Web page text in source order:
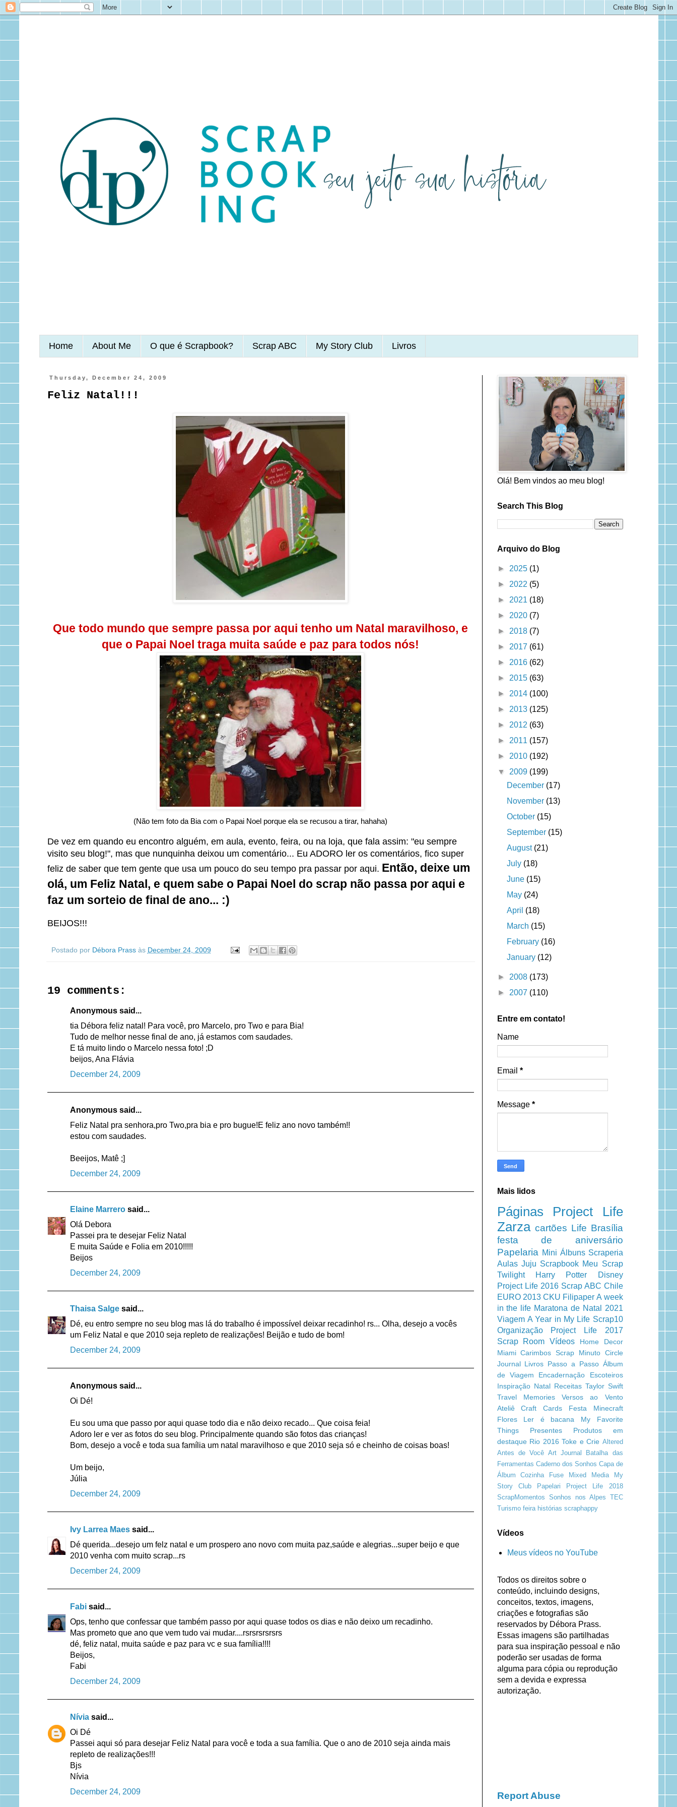
Home About Me O que é Scrapbook? Scrap ABC My Story Club Livros
Thursday, December 24, 2009
Feliz Natal!!!
Que todo mundo que sempre passa por aqui tenho um Natal maravilhoso, e
que o Papai Noel traga muita saúde e paz para todos nós!
(Não tem foto da Bia com o Papai Noel porque ela se recusou a tirar, hahaha)
De vez em quando eu encontro alguém, em aula, evento, feira, ou na loja, que fala assim: "eu sempre
visito seu blog!", mas que nunquinha deixou um comentário... Eu ADORO ler os comentários, fico super
feliz de saber que tem gente que usa um pouco do seu tempo pra passar por aqui. Então, deixe um
olá, um Feliz Natal, e quem sabe o Papai Noel do scrap não passa por aqui e
faz um sorteio de final de ano... :)
BEIJOS!!!
Postado por Débora Prass às December 24, 2009
19 comments:
Anonymous said...
tia Débora feliz natal! Para você, pro Marcelo, pro Two e para Bia!
Tudo de melhor nesse final de ano, já estamos com saudades.
E tá muito lindo o Marcelo nessa foto! ;D
beijos, Ana Flávia
December 24, 2009
Anonymous said...
Feliz Natal pra senhora,pro Two,pra bia e pro bugue!E feliz ano novo também!!
estou com saudades.
Beeijos, Matê ;]
December 24, 2009
Elaine Marrerosaid...
Olá Debora
Passei pra te desejar Feliz Natal
E muita Saúde e Folia em 2010!!!!!
Beijos
December 24, 2009
Thaisa Salgesaid...
Dé, eu entro sempre no seu blog mas lá do trabalho é impossível deixar recadinho! rs... Olha, desejo a vocês
um Feliz Natal e que 2010 seja repleto de realizações! Beijão e tudo de bom!
December 24, 2009
Anonymous said...
Oi Dé!
Eu sou uma que passo por aqui quase todo dia e não deixo recado... Que coisa feia!
Adoro ler e ver as fotos do seu blog. Principalmente quando são fotos das crianças!
Bom, desejo a você e toda sua família um natal maravilhoso e que 2010 seja só e cheinho de coisas boas!
Um beijo,
Júlia
December 24, 2009
Ivy Larrea Maessaid...
Dé querida...desejo um felz natal e um prospero ano novo com muita paz,saúde e alegrias...super beijo e que
2010 venha com muito scrap...rs
December 24, 2009
Fabisaid...
Ops, tenho que confessar que também passo por aqui quase todos os dias e não deixo um recadinho.
Mas prometo que ano que vem tudo vai mudar....rsrsrsrsrsrs
dé, feliz natal, muita saúde e paz para vc e sua família!!!!
Beijos,
Fabi
December 24, 2009
Níviasaid...
Oi Dé
Passei aqui só para desejar Feliz Natal para você e toda a sua família. Que o ano de 2010 seja ainda mais
repleto de realizações!!!
Bjs
Nívia
December 24, 2009
Olá! Bem vindos ao meu blog!
Search This Blog
Arquivo do Blog
► 2025 (1)
► 2022 (5)
► 2021 (18)
► 2020 (7)
► 2018 (7)
► 2017 (61)
► 2016 (62)
► 2015 (63)
► 2014 (100)
► 2013 (125)
► 2012 (63)
► 2011 (157)
► 2010 (192)
▼ 2009 (199)
December (17)
November (13)
October (15)
September (15)
August (21)
July (18)
June (15)
May (24)
April (18)
March (15)
February (16)
January (12)
► 2008 (173)
► 2007 (110)
Entre em contato!
Name
Email *
Message *
Mais lidos
Páginas
Project Life
Zarza cartões Life Brasília
festa de aniversário
Papelaria Mini Álbuns Scraperia
Aulas Juju Scrapbook Meu Scrap
Twilight
Harry Potter
Disney
Project Life 2016 Scrap ABC Chile
EURO 2013 CKU Filipaper A week
in the life Maratona de Natal 2021
Viagem A Year in My Life Scrap10
Organização
Project Life 2017
Scrap Room Vídeos
Home Decor
Miami Carimbos Scrap Minuto Circle
Journal Livros Passo a Passo Álbum
de Viagem
Encadernação
Escoteiros
Inspiração Natal Receitas Taylor Swift
Travel Memories
Versos ao Vento
Ateliê Craft
Cards
Festa Minecraft
Flores
Ler é bacana
My Favorite
Things
Presentes
Produtos em
destaque Rio 2016 Toke e Crie Altered
Antes de Você Art Journal
Batalha das
Ferramentas Caderno dos Sonhos Capa de
Álbum
Cozinha Fuse Mixed Media
My
Story Club
Papelari
Project Life 2018
ScrapMomentos Sonhos nos Alpes TEC
Turismo feira histórias scraphappy
Vídeos
Meus vídeos no YouTube
Todos os direitos sobre o
conteúdo, incluindo designs,
conceitos, textos, imagens,
criações e fotografias são
reservados by Débora Prass.
Essas imagens são partilhadas
para sua inspiração pessoal e não
poderão ser usadas de forma
alguma para cópia ou reprodução
sem a devida e expressa
autorização.
Report Abuse